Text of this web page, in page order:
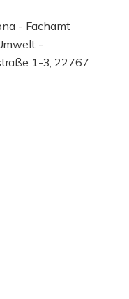
- Fachamt
-
1-3, 22767